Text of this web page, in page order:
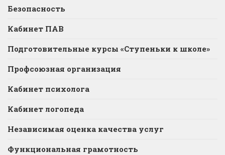
Безопасность
Кабинет ПАВ
Подготовительные курсы «Ступеньки к школе»
Профсоюзная организация
Кабинет психолога
Кабинет логопеда
Независимая оценка качества услуг
Функциональная грамотность